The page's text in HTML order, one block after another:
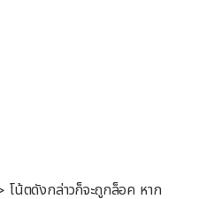
โน้ตดังกล่าวก็จะถูกล็อค หาก